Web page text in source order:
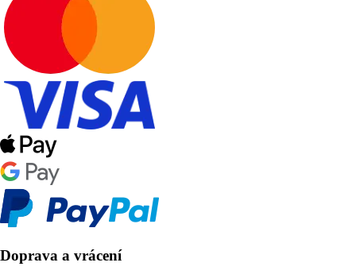
Doprava a vrácení